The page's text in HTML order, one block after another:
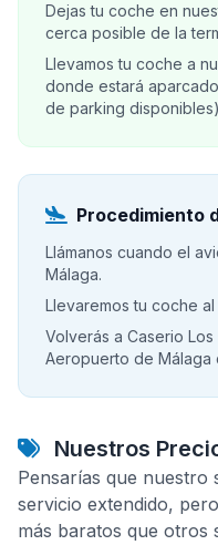
Dejas tu coche en
cerca posible de la
Llevamos tu coche a
donde estará
de parking disponibles)
Procedimiento
Llámanos cuando el
Málaga.
Llevaremos tu coche
Volverás a Caserio
Aeropuerto de Málaga
Nuestros
Pensarías que nuestro
servicio extendido,
más baratos que otros